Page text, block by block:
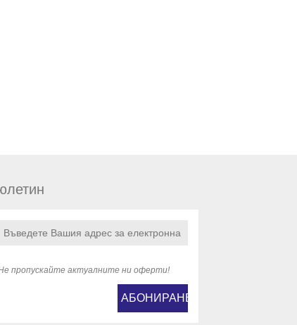
пропускайте актуалните ни оферти!
АБОНИРАНЕ